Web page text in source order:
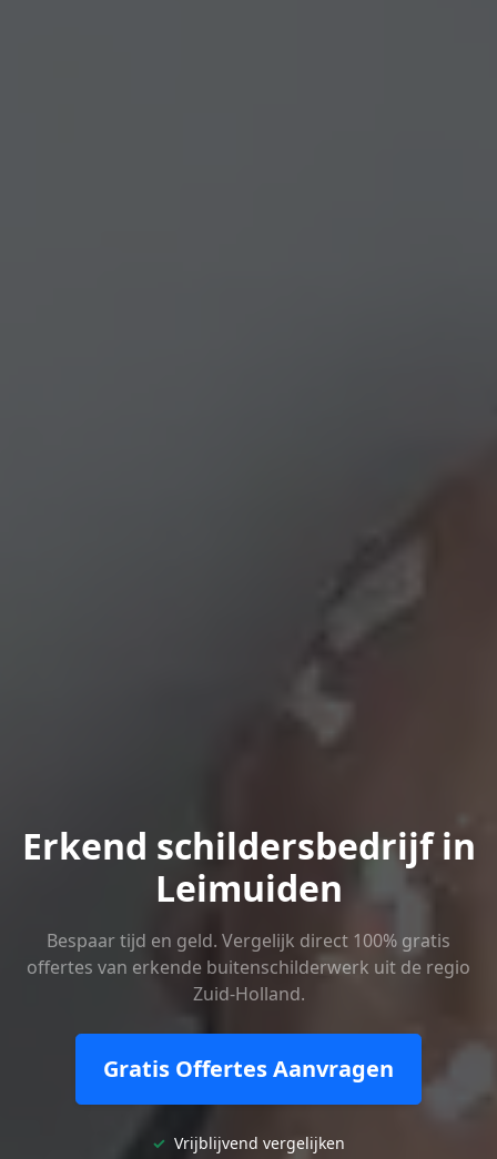
Erkend schildersbedrijf in
Leimuiden
Bespaar tijd en geld. Vergelijk direct 100% gratis
offertes van erkende buitenschilderwerk uit de regio
Zuid-Holland.
Gratis Offertes Aanvragen
✓ Vrijblijvend vergelijken